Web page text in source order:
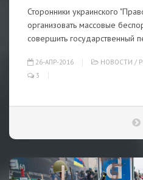
Сторонники украинского
организовать массовые
совершить государственный
26-АПР-2016 НОВОСТИ /
3